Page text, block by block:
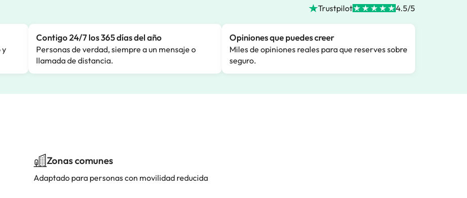
Trustpilot 4.5/5
y
Contigo 24/7 los 365 días del año
Personas de verdad, siempre a un mensaje o
llamada de distancia.
Opiniones que puedes creer
Miles de opiniones reales para que reserves sobre
seguro.
Zonas comunes
Adaptado para personas con movilidad reducida